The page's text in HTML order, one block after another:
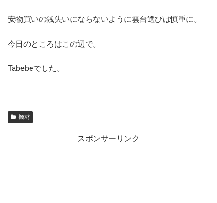
安物買いの銭失いにならないように雲台選びは慎重に。
今日のところはこの辺で。
Tabebeでした。
機材
スポンサーリンク